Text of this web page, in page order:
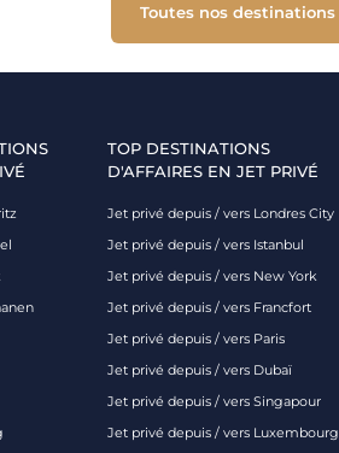
Toutes nos destinations
TOP DESTINATIONS
D'AFFAIRES EN JET PRIVÉ
Jet privé depuis / vers Londres City
Jet privé depuis / vers Istanbul
Jet privé depuis / vers New York
Jet privé depuis / vers Francfort
Jet privé depuis / vers Paris
Jet privé depuis / vers Dubaï
Jet privé depuis / vers Singapour
Jet privé depuis / vers Luxembourg